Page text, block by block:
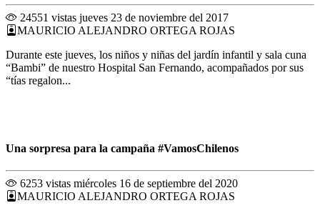
24551 vistas jueves 23 de noviembre del 2017
MAURICIO ALEJANDRO ORTEGA ROJAS
Durante este jueves, los niños y niñas del jardín infantil y sala cuna
“Bambi” de nuestro Hospital San Fernando, acompañados por sus
“tías regalon...
Una sorpresa para la campaña #VamosChilenos
6253 vistas miércoles 16 de septiembre del 2020
MAURICIO ALEJANDRO ORTEGA ROJAS